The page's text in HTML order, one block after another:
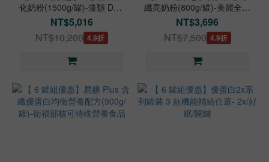
化奶粉(1500g/罐)-藻類 DHA
助發展
NT$5,016
NT$10,200 4.9折
纖亮奶粉(800g/罐)-美麗全方
位營養補給
NT$3,696
NT$7,500 4.9折